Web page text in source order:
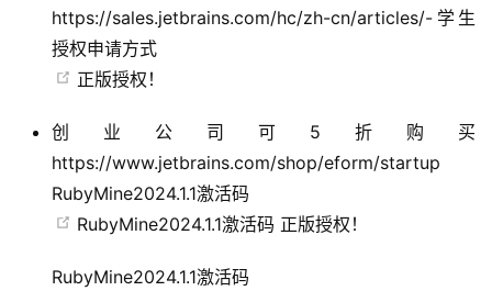
https://sales.jetbrains.com/hc/zh-cn/articles/-学生
授权申请方式
正版授权！
创业公司可5折购买
https://www.jetbrains.com/shop/eform/startup
RubyMine2024.1.1激活码
RubyMine2024.1.1激活码 正版授权！
RubyMine2024.1.1激活码